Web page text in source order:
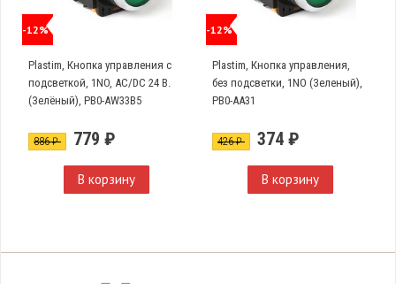
-12%
Plastim, Кнопка управления с
подсветкой, 1NO, AC/DC 24 В.
(Зелёный), PB0-AW33B5
886 ₽ 779 ₽
В корзину
-12%
Plastim, Кнопка управления,
без подсветки, 1NO (Зеленый),
PB0-AA31
426 ₽ 374 ₽
В корзину